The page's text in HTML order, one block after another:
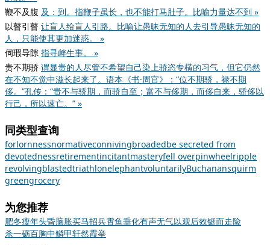
鞭不及腹 及：到。指鞭子虽长，也不能打马肚子。比喻力量达不到 »
以瞽引瞽 让盲人给盲人引路。比喻让愚昧无知的人去引导愚昧无知的
人，只能使其更加迷惑。 »
伺瑕导隙 指寻衅生事。 »
贵不期骄 谓显贵的人尽管不希望自己染上骄恣专横的习气，但它仍然
在不知不觉中滋长起来了。语本《书·周官》：“位不期骄，禄不期
侈。”孔传：“贵不与骄期，而骄自至；富不与侈期，而侈自来，骄侈以
行己，所以速亡。” »
同类型查询
forlornnessnormativeconnivingbroadedbe secreted from
devotednessretirementincitantmasteryfell overpinwheelripple
revolvingblastedtriathlonelephantvoluntarilyBuchanansquirm
greengrocery
为您推荐
肥冬瘦年头昏脑胀买马招兵霄鱼垂化有声无气以观后效铤而走险
杀一砺百胸中鳞甲轩然霞举